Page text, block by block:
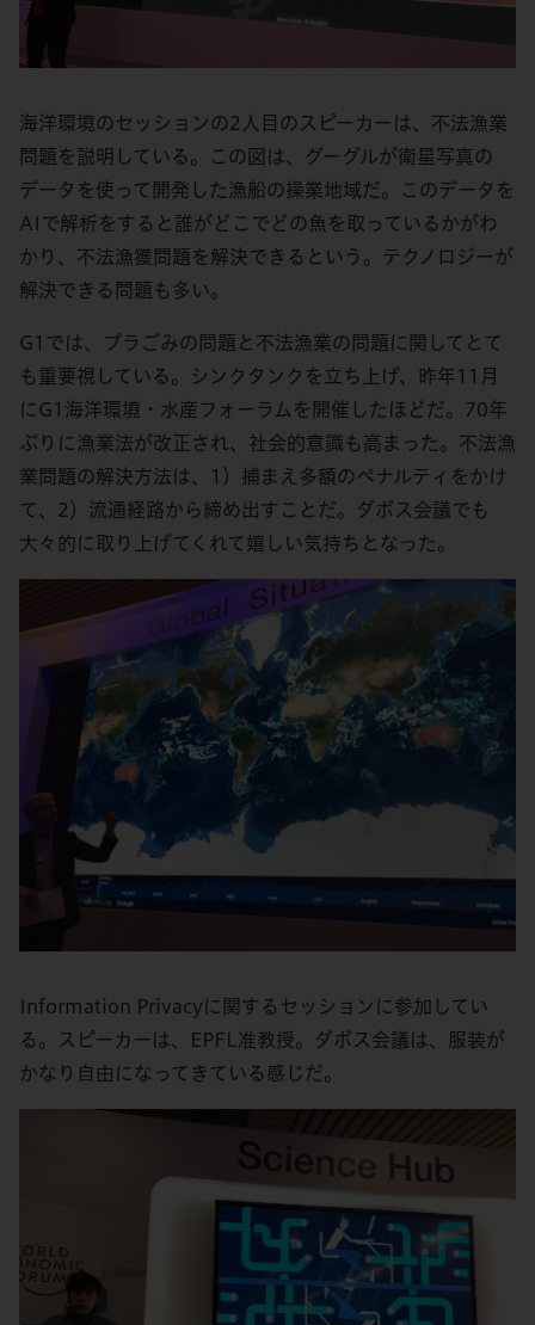
海洋環境のセッションの2人目のスピーカーは、不法漁業
問題を説明している。この図は、グーグルが衛星写真の
データを使って開発した漁船の操業地域だ。このデータを
AIで解析をすると誰がどこでどの魚を取っているかがわ
かり、不法漁獲問題を解決できるという。テクノロジーが
解決できる問題も多い。
G1では、プラごみの問題と不法漁業の問題に関してとて
も重要視している。シンクタンクを立ち上げ、昨年11月
にG1海洋環境・水産フォーラムを開催したほどだ。70年
ぶりに漁業法が改正され、社会的意識も高まった。不法漁
業問題の解決方法は、1）捕まえ多額のペナルティをかけ
て、2）流通経路から締め出すことだ。ダボス会議でも
大々的に取り上げてくれて嬉しい気持ちとなった。
Information Privacyに関するセッションに参加してい
る。スピーカーは、EPFL准教授。ダボス会議は、服装が
かなり自由になってきている感じだ。